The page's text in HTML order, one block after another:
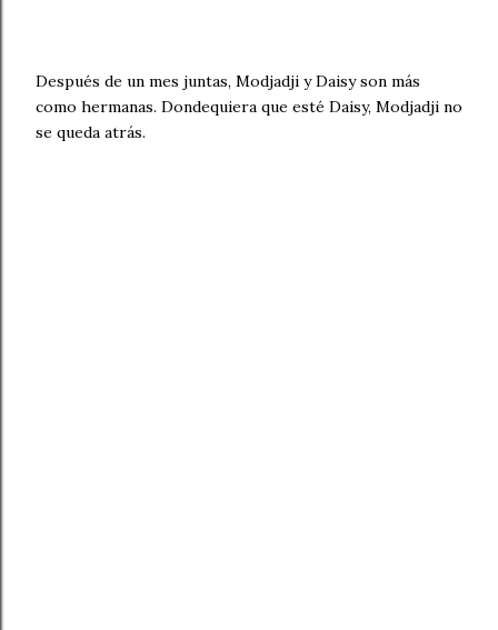
Después de un mes juntas, Modjadji y Daisy son más
como hermanas. Dondequiera que esté Daisy, Modjadji no
se queda atrás.